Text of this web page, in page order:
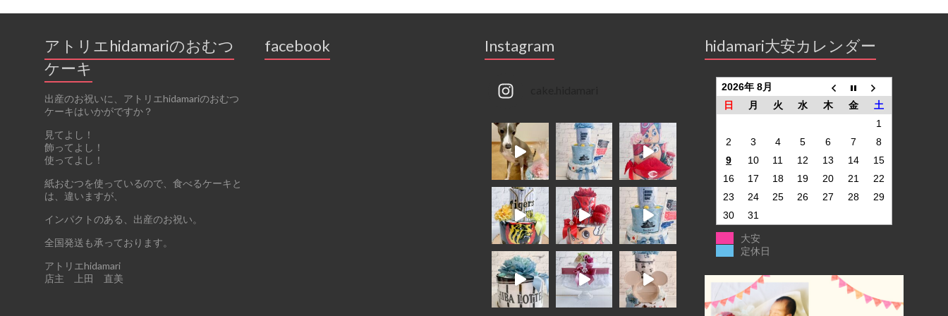
アトリエhidamariのおむつ
ケーキ
出産のお祝いに、アトリエhidamariのおむつ
ケーキはいかがですか？
見てよし！
飾ってよし！
使ってよし！
紙おむつを使っているので、食べるケーキと
は、違いますが、
インパクトのある、出産のお祝い。
全国発送も承っております。
アトリエhidamari
店主 上田 直美
facebook Instagram hidamari大安カレンダー
2026年 8月
日
月 火 水 木 金
土
1
2
3 4 5 6 7
8
9
10 11 12 13 14
15
16
17 18 19 20 21
22
23
24 25 26 27 28
29
30
31
大安
定休日